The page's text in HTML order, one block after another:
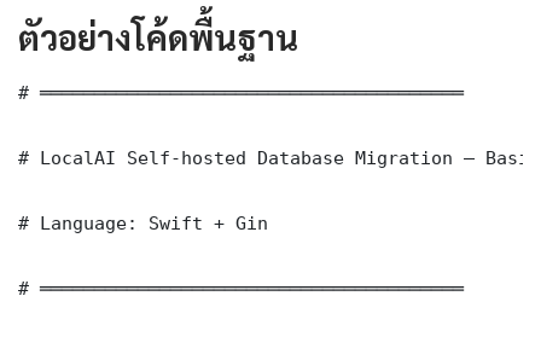
ตัวอย่างโค้ดพื้นฐาน
# ═══════════════════════════════════════
# LocalAI Self-hosted Database Migration —
# Language: Swift + Gin
# ═══════════════════════════════════════